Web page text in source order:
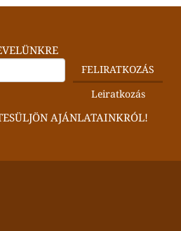
AJÁNLATAINKRÓL!